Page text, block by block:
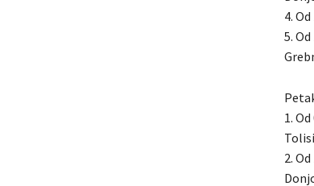
4.
5.
1.
2.